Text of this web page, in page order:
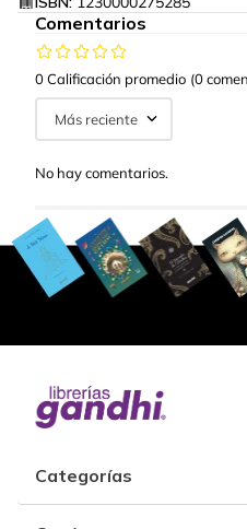
Comentarios
0 Calificación promedio (0
Más reciente
No hay comentarios.
Categorías